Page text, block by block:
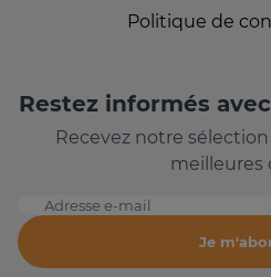
Politique de
Restez informés
Recevez notre
meilleures
Adresse e-mail
Je